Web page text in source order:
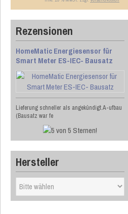
Rezensionen
HomeMatic Energiesensor für
Smart Meter ES-IEC- Bausatz
Lieferung schneller als angekündigt.A-ufbau
(Bausatz war fe
Hersteller